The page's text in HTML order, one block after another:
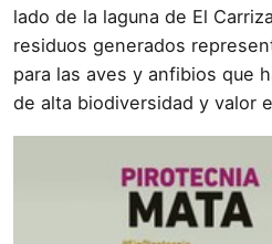
lado de la laguna de El
residuos generados
para las aves y anfibios que
de alta biodiversidad y valor